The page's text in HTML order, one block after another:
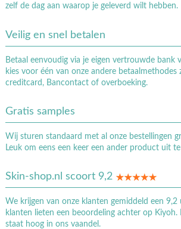
zelf de dag aan waarop je geleverd wilt hebben.
Veilig en snel betalen
Betaal eenvoudig via je eigen vertrouwde bank
kies voor één van onze andere betaalmethodes
creditcard, Bancontact of overboeking.
Gratis samples
Wij sturen standaard met al onze bestellingen
Leuk om eens een keer een ander product uit
Skin-shop.nl scoort 9,2
We krijgen van onze klanten gemiddeld een 9,2
klanten lieten een beoordeling achter op Kiyoh.
staat hoog in ons vaandel.